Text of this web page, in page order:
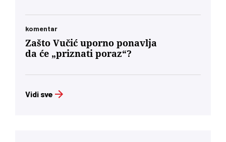
komentar
Zašto Vučić uporno ponavlja
da će „priznati poraz“?
Vidi sve